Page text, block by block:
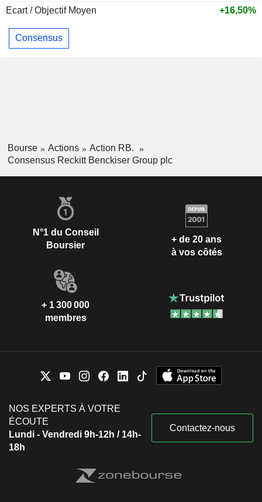
Ecart / Objectif Moyen
+16,50%
Consensus
Bourse Actions
Action RB.
Consensus Reckitt Benckiser Group plc
N°1 du Conseil
Boursier
+ de 20 ans
à vos côtés
+ 1 300 000
membres
NOS EXPERTS À VOTRE
ÉCOUTE
Lundi - Vendredi 9h-12h / 14h-
18h
Contactez-nous